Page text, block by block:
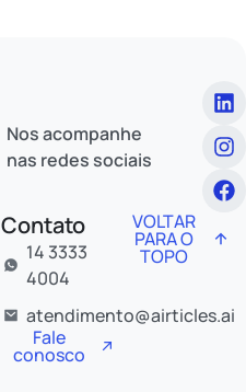
Nos acompanhe
nas redes sociais
Contato
14 3333
4004
atendimento@airticles.ai
Fale
conosco
VOLTAR
PARA O
TOPO